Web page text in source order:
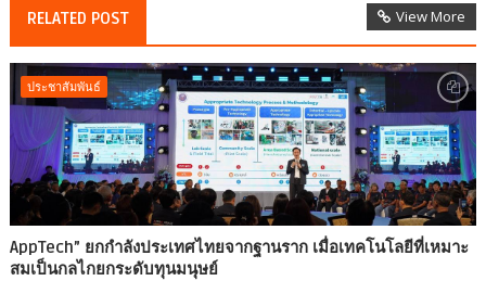
RELATED POST View More
ประชาสัมพันธ์
AppTech”​ ยกกำลังประเทศไทยจากฐานราก เมื่อเทคโนโลยีที่เหมาะ
สมเป็นกลไกยกระดับทุนมนุษย์